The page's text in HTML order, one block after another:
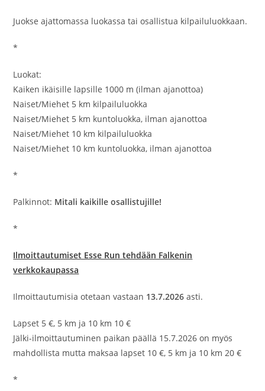
Juokse ajattomassa luokassa tai osallistua kilpailuluokkaan.
*
Luokat:
Kaiken ikäisille lapsille 1000 m (ilman ajanottoa)
Naiset/Miehet 5 km kilpailuluokka
Naiset/Miehet 5 km kuntoluokka, ilman ajanottoa
Naiset/Miehet 10 km kilpailuluokka
Naiset/Miehet 10 km kuntoluokka, ilman ajanottoa
*
Palkinnot: Mitali kaikille osallistujille!
*
Ilmoittautumiset Esse Run tehdään Falkenin
verkkokaupassa
Ilmoittautumisia otetaan vastaan 13.7.2026 asti.
Lapset 5 €, 5 km ja 10 km 10 €
Jälki-ilmoittautuminen paikan päällä 15.7.2026 on myös
mahdollista mutta maksaa lapset 10 €, 5 km ja 10 km 20 €
*